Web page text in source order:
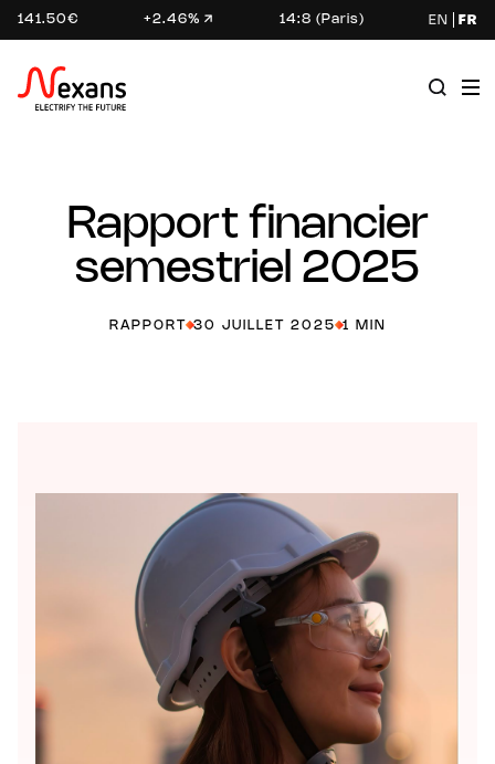
141.50€ +2.46% 14:8 (Paris) EN FR
Rapport financier
semestriel 2025
RAPPORT 30 JUILLET 2025 1 MIN